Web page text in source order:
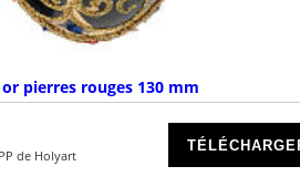
de Holyart
pierres rouges 130 mm